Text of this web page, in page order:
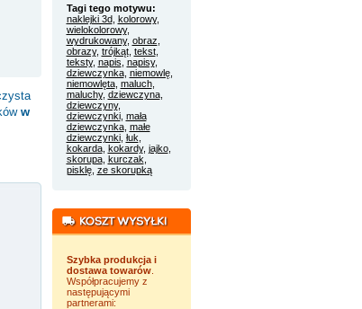
w
Tagi tego motywu:
naklejki 3d, kolorowy,
wielokolorowy,
wydrukowany, obraz
obrazy, trójkąt, tekst,
teksty, napis napisy,
dziewczynka, niemowlę,
niemowlęta, maluch,
maluchy, dziewczyna,
dziewczyny,
dziewczynki, mała
dziewczynka, małe
dziewczynki, łuk
kokarda, kokardy, jajko,
skorupa, kurczak
pisklę, ze skorupką
Szybka produkcja i
dostawa towarów.
Współpracujemy z
następującymi
partnerami: